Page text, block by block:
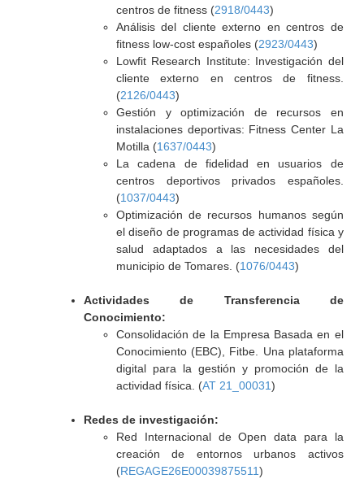
centros de fitness (2918/0443)
Análisis del cliente externo en centros de
fitness low-cost españoles (2923/0443)
Lowfit Research Institute: Investigación del
cliente externo en centros de fitness.
(2126/0443)
Gestión y optimización de recursos en
instalaciones deportivas: Fitness Center La
Motilla (1637/0443)
La cadena de fidelidad en usuarios de
centros deportivos privados españoles.
(1037/0443)
Optimización de recursos humanos según
el diseño de programas de actividad física y
salud adaptados a las necesidades del
municipio de Tomares. (1076/0443)
Actividades de Transferencia de
Conocimiento:
Consolidación de la Empresa Basada en el
Conocimiento (EBC), Fitbe. Una plataforma
digital para la gestión y promoción de la
actividad física. (AT 21_00031)
Redes de investigación:
Red Internacional de Open data para la
creación de entornos urbanos activos
(REGAGE26E00039875511)